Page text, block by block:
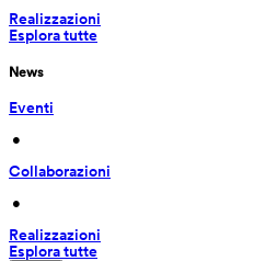
Realizzazioni
Esplora tutte
News
Eventi
•
Collaborazioni
•
Realizzazioni
Esplora tutte